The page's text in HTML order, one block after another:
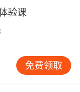
防御力
with two
验课
免费领取